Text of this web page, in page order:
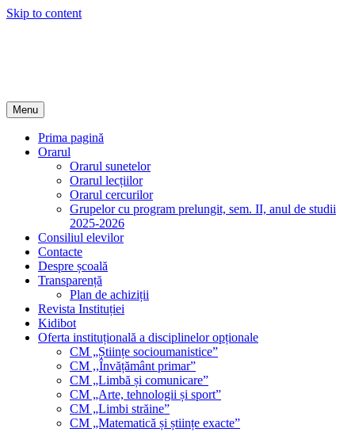
Skip to content
Menu
Prima pagină
Orarul
Orarul sunetelor
Orarul lecțiilor
Orarul cercurilor
Grupelor cu program prelungit, sem. II, anul de studii
2025-2026
Consiliul elevilor
Contacte
Despre școală
Transparență
Plan de achiziții
Revista Instituției
Kidibot
Oferta instituțională a disciplinelor opționale
CM „Științe socioumanistice”
CM ,,Învățământ primar”
CM „Limbă și comunicare”
CM „Arte, tehnologii și sport”
CM „Limbi străine”
CM „Matematică și științe exacte”